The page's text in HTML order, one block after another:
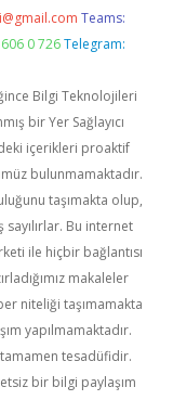
Teams:
0 726 Telegram:
Bilgi Teknolojileri
bir Yer Sağlayıcı
içerikleri proaktif
bulunmamaktadır.
taşımakta olup,
Bu internet
ile hiçbir bağlantısı
makaleler
niteliği taşımamakta
yapılmamaktadır.
tesadüfidir.
bir bilgi paylaşım